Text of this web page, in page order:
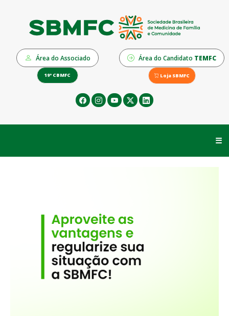
Área do Associado Área do Candidato TEMFC
19º CBMFC Loja SBMFC
☰